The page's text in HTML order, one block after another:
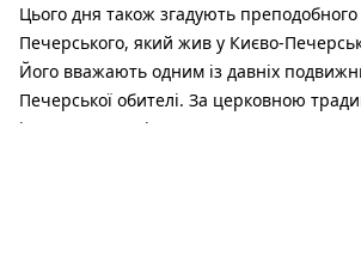
Цього дня також згадують преподобного
Печерського, який жив у Києво-
Його вважають одним із давніх
Печерської обителі. За церковною
іконописцем. Він присвятив своє життя